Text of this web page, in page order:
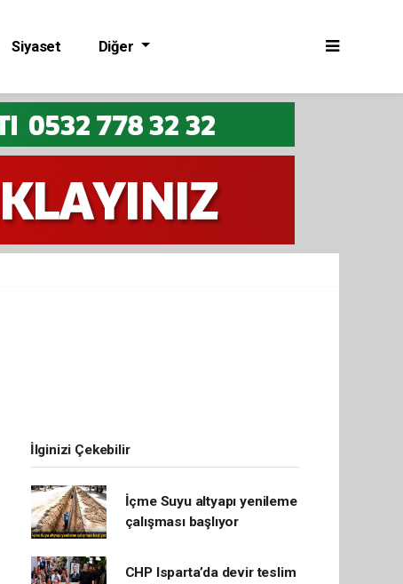
Siyaset Diğer
İlginizi Çekebilir
İçme Suyu altyapı yenileme
çalışması başlıyor
CHP Isparta’da devir teslim